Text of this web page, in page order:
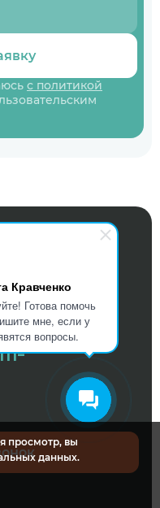
Кравченко
Готова помочь
мне, если у
вопросы.
с политикой
просмотр, вы
данных.